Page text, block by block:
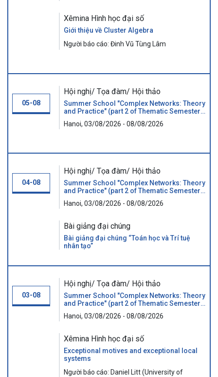
Xêmina Hình học đại số
Giới thiệu về Cluster Algebra
Người báo cáo: Đinh Vũ Tùng Lâm
05-08
Hội nghị/ Tọa đàm/ Hội thảo
Summer School "Complex Networks: Theory
and Practice" (part 2 of Thematic Semester
Hanoi, 03/08/2026 - 08/08/2026
04-08
Hội nghị/ Tọa đàm/ Hội thảo
Summer School "Complex Networks: Theory
and Practice" (part 2 of Thematic Semester
Hanoi, 03/08/2026 - 08/08/2026
Bài giảng đại chúng
Bài giảng đại chúng “Toán học và Trí tuệ
nhân tạo”
03-08
Hội nghị/ Tọa đàm/ Hội thảo
Summer School "Complex Networks: Theory
and Practice" (part 2 of Thematic Semester
Hanoi, 03/08/2026 - 08/08/2026
Xêmina Hình học đại số
Exceptional motives and exceptional local
systems
Người báo cáo: Daniel Litt (University of